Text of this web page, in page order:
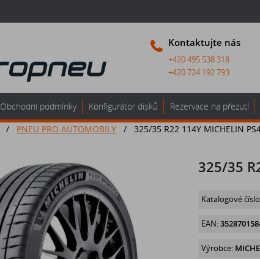
Kontaktujte nás
+420 495 538 318
+420 724 192 793
Obchodní podmínky Konfigurátor disků Rezervace na přezutí
/ PNEU PRO AUTOMOBILY / 325/35 R22 114Y MICHELIN
325/35
Katalogové
EAN:
Výrobce: